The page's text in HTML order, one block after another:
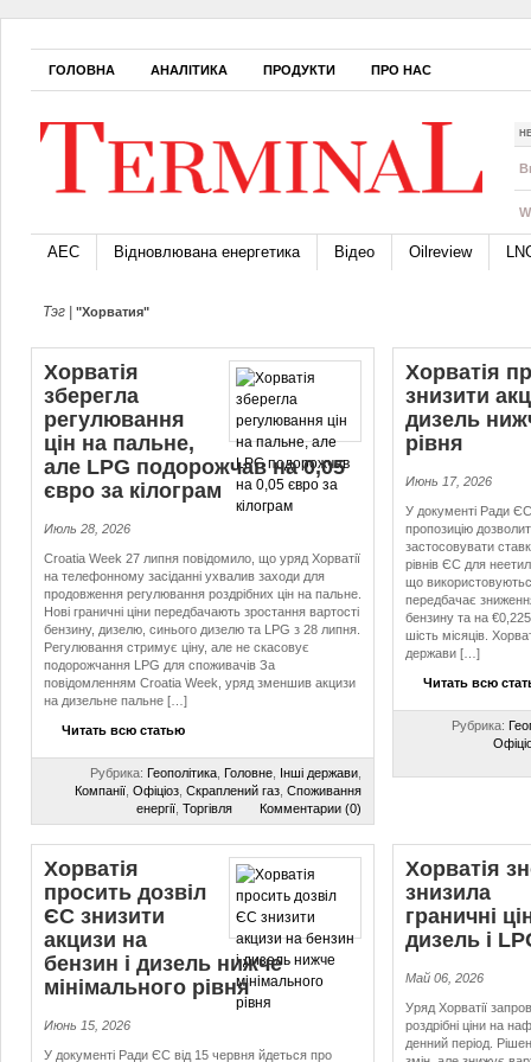
ГОЛОВНА АНАЛІТИКА ПРОДУКТИ ПРО НАС
АЕС Відновлювана енергетика Відео Oilreview
Тэг | "Хорватия"
Хорватія
зберегла
регулювання
цін на пальне,
але LPG подорожчав на 0,05
євро за кілограм
Июль 28, 2026
Croatia Week 27 липня повідомило, що уряд Хорватії
на телефонному засіданні ухвалив заходи для
продовження регулювання роздрібних цін на пальне.
Нові граничні ціни передбачають зростання вартості
бензину, дизелю, синього дизелю та LPG з 28 липня.
Регулювання стримує ціну, але не скасовує
подорожчання LPG для споживачів За
повідомленням Croatia Week, уряд зменшив акцизи
на дизельне пальне […]
Читать всю статью
Рубрика: Геополітика Головне Інші держави
Компанії Офіціоз Скраплений газ Споживання
енергії Торгівля Комментарии (0)
Хорватія
знизити
дизель
рівня
Июнь 17, 2026
У документі Ради
пропозицію
застосовувати
рівнів ЄС для
що
передбачає
бензину та на
шість місяців.
держави […]
Читать всю
Рубрика:
Хорватія
просить дозвіл
ЄС знизити
акцизи на
бензин і дизель нижче
мінімального рівня
Июнь 15, 2026
У документі Ради ЄС від 15 червня йдеться про
Хорватія
знизила
граничні
дизель і
Май 06, 2026
Уряд Хорватії
роздрібні ціни на
денний період.